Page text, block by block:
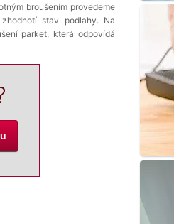
broušením provedeme
stav podlahy. Na
parket, která odpovídá